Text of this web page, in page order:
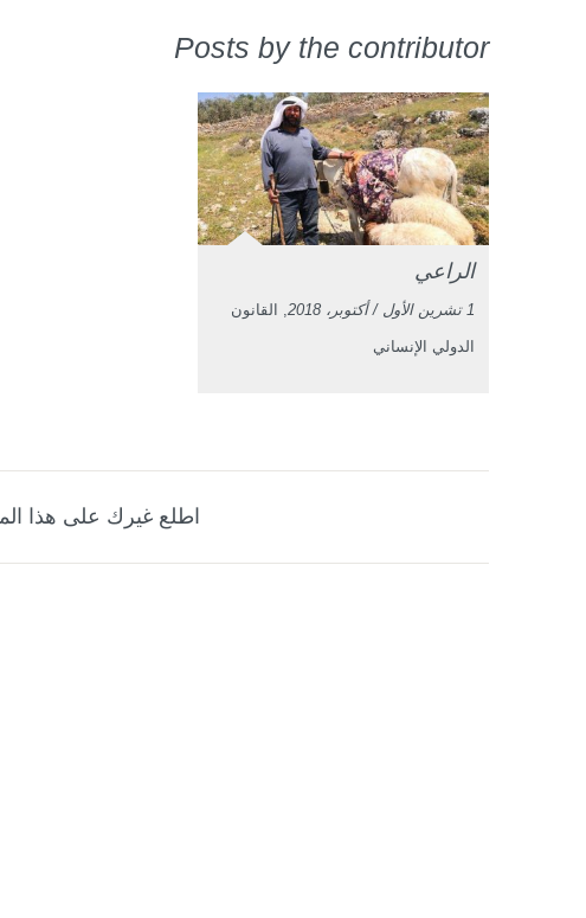
Posts by the contributor
الراعي
1 تشرين الأول / أكتوبر، 2018 , القانون
الدولي الإنساني
اطلع غيرك على هذا